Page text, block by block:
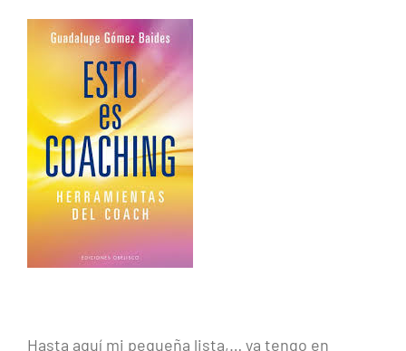
Hasta aquí mi pequeña lista,… ya tengo en